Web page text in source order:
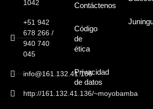
1042
+51 942
678 266 /
940 740
045
info@161.132.41.136
http://161.132.41.136/~moyobamba
Contáctenos
Código
de
ética
Privacidad
de datos